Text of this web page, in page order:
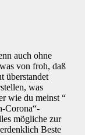
auch ohne
von froh, daß
überstandet
was
wie du meinst “
Corona“-
mögliche zur
Beste